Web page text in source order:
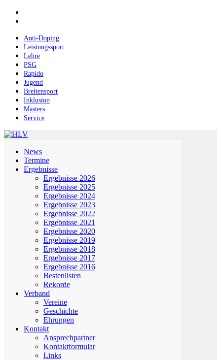
Skip
contentAnti-Doping
Leistungssport
Lehre
PSG
Rapido
Jugend
Breitensport
Inklusion
Masters
Service
News
Termine
Ergebnisse
Ergebnisse 2026
Ergebnisse 2025
Ergebnisse 2024
Ergebnisse 2023
Ergebnisse 2022
Ergebnisse 2021
Ergebnisse 2020
Ergebnisse 2019
Ergebnisse 2018
Ergebnisse 2017
Ergebnisse 2016
Bestenlisten
Rekorde
Verband
Vereine
Geschichte
Ehrungen
Kontakt
Ansprechpartner
Kontaktformular
Links